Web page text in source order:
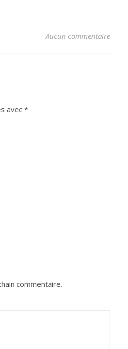
Aucun commentaire
avec *
commentaire.